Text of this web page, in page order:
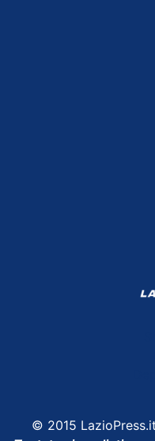
© 2015